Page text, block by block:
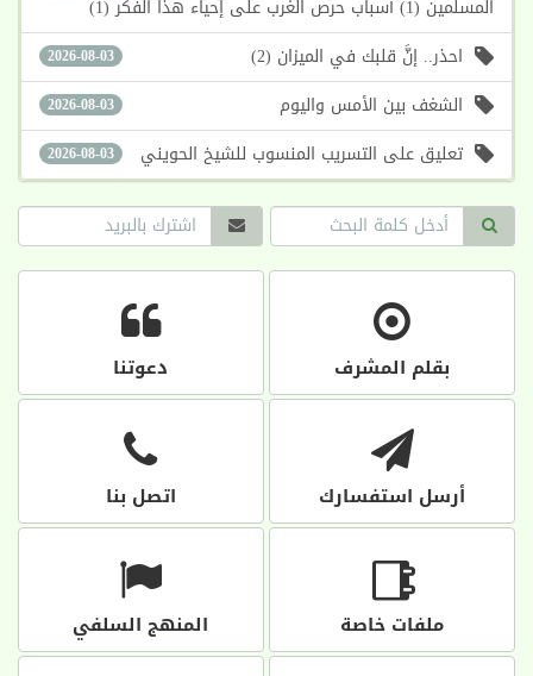
المسلمين (1) أسباب حرص الغرب على إحياء هذا الفكر (1)
2026-08-03 احذر.. إنَّ قلبك في الميزان (2)
2026-08-03 الشغف بين الأمس واليوم
2026-08-03 تعليق على التسريب المنسوب للشيخ الحويني
بقلم المشرف دعوتنا
أرسل استفسارك اتصل بنا
ملفات خاصة المنهج السلفي